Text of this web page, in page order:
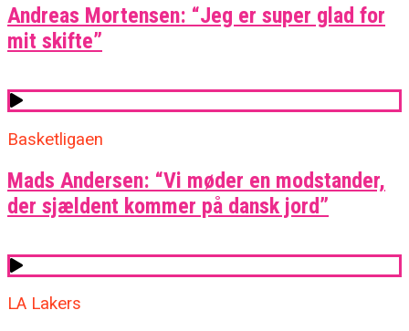
Andreas Mortensen: “Jeg er super glad for
mit skifte”
Basketligaen
Mads Andersen: “Vi møder en modstander,
der sjældent kommer på dansk jord”
LA Lakers